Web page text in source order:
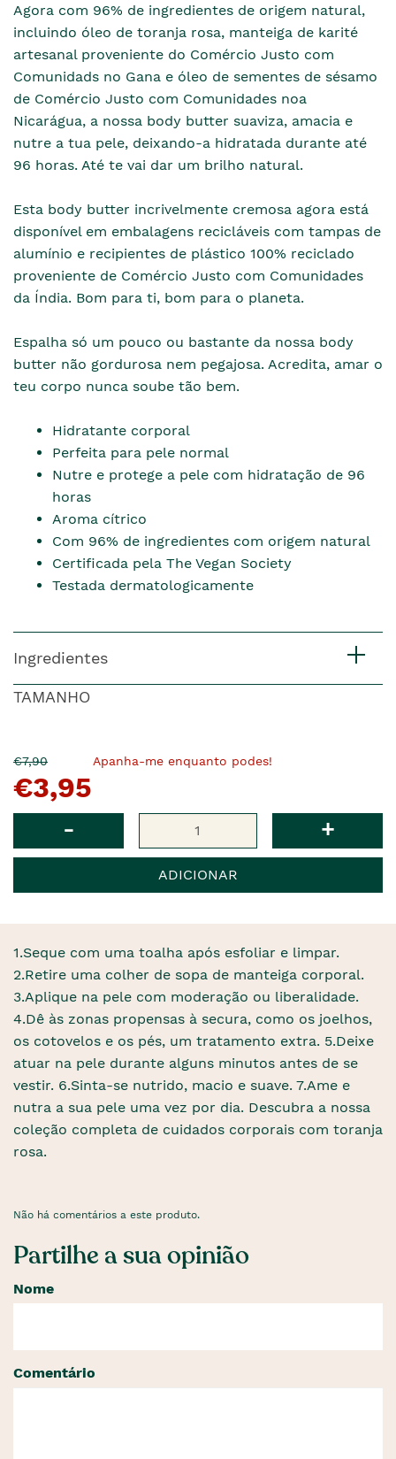
Agora com 96% de ingredientes de origem natural,
incluindo óleo de toranja rosa, manteiga de karité
artesanal proveniente do Comércio Justo com
Comunidads no Gana e óleo de sementes de sésamo
de Comércio Justo com Comunidades noa
Nicarágua, a nossa body butter suaviza, amacia e
nutre a tua pele, deixando-a hidratada durante até
96 horas. Até te vai dar um brilho natural.
Esta body butter incrivelmente cremosa agora está
disponível em embalagens recicláveis com tampas de
alumínio e recipientes de plástico 100% reciclado
proveniente de Comércio Justo com Comunidades
da Índia. Bom para ti, bom para o planeta.
Espalha só um pouco ou bastante da nossa body
butter não gordurosa nem pegajosa. Acredita, amar o
teu corpo nunca soube tão bem.
Hidratante corporal
Perfeita para pele normal
Nutre e protege a pele com hidratação de 96
horas
Aroma cítrico
Com 96% de ingredientes com origem natural
Certificada pela The Vegan Society
Testada dermatologicamente
Ingredientes
TAMANHO
O
pre�o
anterior
€7,90Agora
�
€3,95
Apanha-me enquanto podes!
- +
ADICIONAR
1.Seque com uma toalha após esfoliar e limpar.
2.Retire uma colher de sopa de manteiga corporal.
3.Aplique na pele com moderação ou liberalidade.
4.Dê às zonas propensas à secura, como os joelhos,
os cotovelos e os pés, um tratamento extra. 5.Deixe
atuar na pele durante alguns minutos antes de se
vestir. 6.Sinta-se nutrido, macio e suave. 7.Ame e
nutra a sua pele uma vez por dia. Descubra a nossa
coleção completa de cuidados corporais com toranja
rosa.
Não há comentários a este produto.
Partilhe a sua opinião
Nome
Comentário